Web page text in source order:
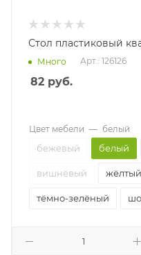
Стол пластиковый
Много Арт.: 126126
82 руб.
Цвет мебели — белый
бежевый белый
вишнёвый жёлтый
тёмно-зелёный